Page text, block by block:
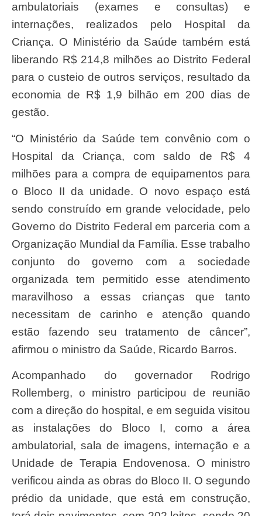
ambulatoriais (exames e consultas) e
internações, realizados pelo Hospital da
Criança. O Ministério da Saúde também está
liberando R$ 214,8 milhões ao Distrito Federal
para o custeio de outros serviços, resultado da
economia de R$ 1,9 bilhão em 200 dias de
gestão.
“O Ministério da Saúde tem convênio com o
Hospital da Criança, com saldo de R$ 4
milhões para a compra de equipamentos para
o Bloco II da unidade. O novo espaço está
sendo construído em grande velocidade, pelo
Governo do Distrito Federal em parceria com a
Organização Mundial da Família. Esse trabalho
conjunto do governo com a sociedade
organizada tem permitido esse atendimento
maravilhoso a essas crianças que tanto
necessitam de carinho e atenção quando
estão fazendo seu tratamento de câncer”,
afirmou o ministro da Saúde, Ricardo Barros.
Acompanhado do governador Rodrigo
Rollemberg, o ministro participou de reunião
com a direção do hospital, e em seguida visitou
as instalações do Bloco I, como a área
ambulatorial, sala de imagens, internação e a
Unidade de Terapia Endovenosa. O ministro
verificou ainda as obras do Bloco II. O segundo
prédio da unidade, que está em construção,